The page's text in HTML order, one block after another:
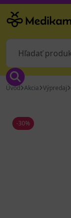
Úvod Akcia Výpredaj
-30%